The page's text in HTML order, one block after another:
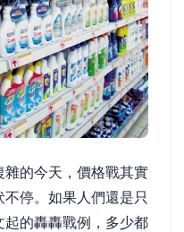
的今天，價格戰其實
停。如果人們還是只
的轟轟戰例，多少都